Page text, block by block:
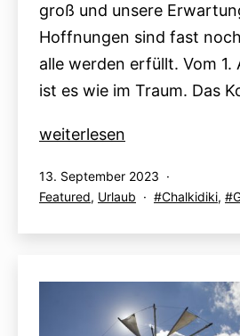
groß und unsere
Hoffnungen sind fast
alle werden erfüllt. Vom 1.
ist es wie im Traum. Das
Chalkidiki
(Ikos
Oceania)
weiterlesen
Veröffentlicht
am
13. September 2023
Kategorisiert
Featured, Urlaub Chalkidiki,